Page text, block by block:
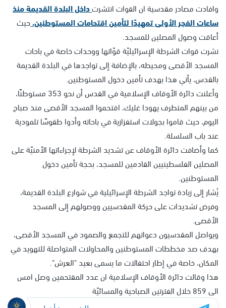
وافادت مصادر مقدسية ان القوات انتشرتداخل البلدة القديمة منذ
ساعات الفجر الأولى تمهيدًا لتأمين اقتحامات المستوطنين،حيث
أعاقت وصول المصلين للمسجد.
نشرت قوات الشرطة الإسرائيليّة قوّاتها ووحدات خاصة في باحات
المسجد الأقصى ومحيطه، بالإضافة إلى تواجدها في البلدة القديمة
بالقدس، يأتي هذا بهدف تأمين دخول المستوطنين.
وأعلنت دائرة الأوقاف الإسلامية في القدس أن نحو 353 مستوطنًا،
من بينهم المتطرف يهودا غليك، اقتحموا المسجد الأقصى منذ صباح
اليوم، حيث قاموا بجولات استفزازية في باحاته وأدوا طقوسًا تلمودية
عند باب السلسلة.
كما وأضافت دائرة الأوقاف عن تشديد الشرطة لإجراءاتها الأمنيّة على
المصلين الفلسطينيين القادمين للمسجد، بحجة تأمين دخول
المستوطنين.
يُشار إلى زيادة تواجد الشرطة الإسرائيلية في شوارع البلدة القديمة،
وفرض تشديدات على حركة المقدسيين ووصولهم إلى المسجد
الأقصى.
ويواصل المقدسيون دعواتهم للتجمع والصمود في المسجد الأقصى،
بهدف صد مخططات المستوطنين والمحاولات المتواصلة للتهويد في
المكان، خاصة في إطار احتفالات ما يسمى بعيد "العرش".
هذا وقالت دائرة الأوقاف الإسلامية ان عدد المقتحمين وصل امس
الى 859 خلال الفترتين الصباحية والمسائيّة